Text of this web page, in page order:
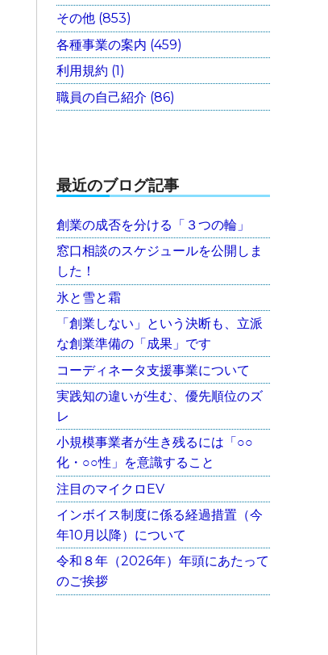
その他 (853)
各種事業の案内 (459)
利用規約 (1)
職員の自己紹介 (86)
最近のブログ記事
創業の成否を分ける「３つの輪」
窓口相談のスケジュールを公開しま
した！
氷と雪と霜
「創業しない」という決断も、立派
な創業準備の「成果」です
コーディネータ支援事業について
実践知の違いが生む、優先順位のズ
レ
小規模事業者が生き残るには「○○
化・○○性」を意識すること
注目のマイクロEV
インボイス制度に係る経過措置（今
年10月以降）について
令和８年（2026年）年頭にあたって
のご挨拶